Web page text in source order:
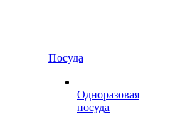
Посуда
Одноразовая
посуда